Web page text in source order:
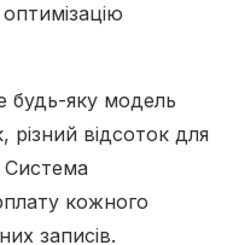
будь-яку модель
різний відсоток для
Система
кожного
записів.